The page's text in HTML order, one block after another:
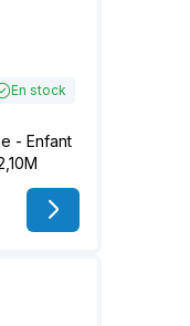
En stock
- Enfant